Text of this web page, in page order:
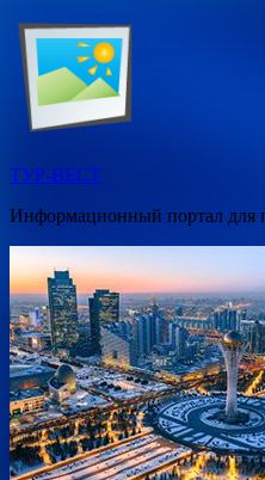
Перейти
содержимому
ТУР-ВЕСТ
Информационный портал для